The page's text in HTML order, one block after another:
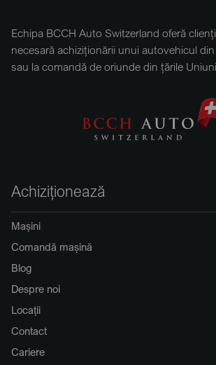
Echipa BCCH Auto Switzerland oferă
necesară achiziționării unui autovehicul
sau la comandă de oriunde din țările
Achiziționează
Mașini
Comandă mașină
Blog
Despre noi
Locații
Contact
Cariere